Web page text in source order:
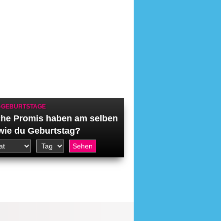
Promis haben am selben
du Geburtstag?